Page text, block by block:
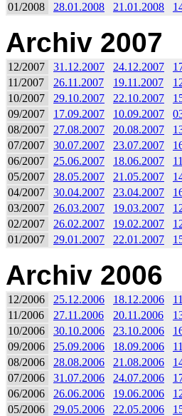
01/2008
28.01.2008 21.01.2008
Archiv 2007
12/2007 31.12.2007 24.12.2007
11/2007
26.11.2007 19.11.2007
10/2007
29.10.2007 22.10.2007
09/2007
17.09.2007 10.09.2007
08/2007
27.08.2007 20.08.2007
07/2007
30.07.2007 23.07.2007
06/2007
25.06.2007 18.06.2007
05/2007
28.05.2007 21.05.2007
04/2007
30.04.2007 23.04.2007
03/2007
26.03.2007 19.03.2007
02/2007
26.02.2007 19.02.2007
01/2007
29.01.2007 22.01.2007
Archiv 2006
12/2006 25.12.2006 18.12.2006
11/2006
27.11.2006 20.11.2006
10/2006
30.10.2006 23.10.2006
09/2006
25.09.2006 18.09.2006
08/2006
28.08.2006 21.08.2006
07/2006
31.07.2006 24.07.2006
06/2006
26.06.2006 19.06.2006
05/2006
29.05.2006 22.05.2006